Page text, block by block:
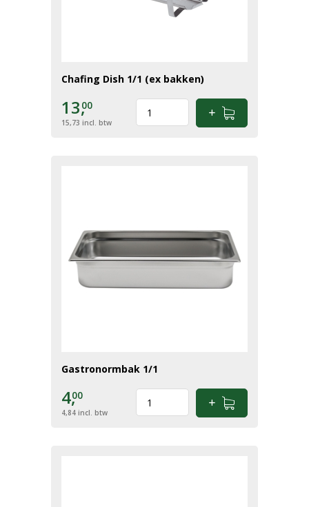
Chafing Dish 1/1 (ex bakken)
13,00
15,73 incl. btw
Gastronormbak 1/1
4,00
4,84 incl. btw